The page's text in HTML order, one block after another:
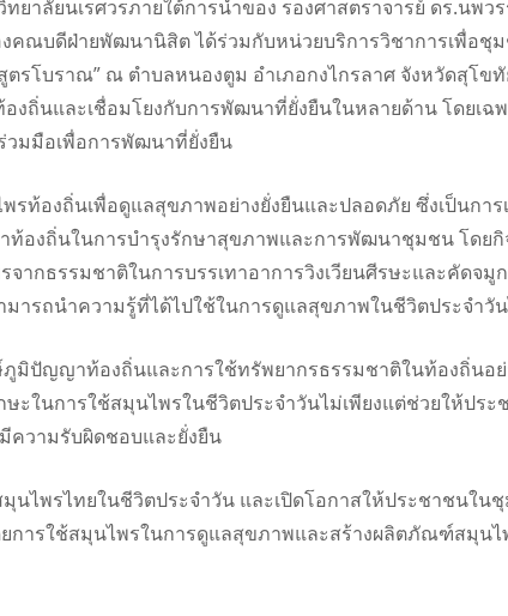
าลัยนเรศวรภายใต้การนำของ รองศาสตราจารย์ ดร.นพ
งคณบดีฝ่ายพัฒนานิสิต ได้ร่วมกับหน่วยบริการวิชาการเพื่อชุ
รโบราณ” ณ ตำบลหนองตูม อำเภอกงไกรลาศ จังหวัดสุโข
นและเชื่อมโยงกับการพัฒนาที่ยั่งยืนในหลายด้าน โดยเฉพ
วมมือเพื่อการพัฒนาที่ยั่งยืน
ท้องถิ่นเพื่อดูแลสุขภาพอย่างยั่งยืนและปลอดภัย ซึ่งเป็นการ
ท้องถิ่นในการบำรุงรักษาสุขภาพและการพัฒนาชุมชน โดย
กธรรมชาติในการบรรเทาอาการวิงเวียนศีรษะและคัดจมู
ารถนำความรู้ที่ได้ไปใช้ในการดูแลสุขภาพในชีวิตประจำวั
ภูมิปัญญาท้องถิ่นและการใช้ทรัพยากรธรรมชาติในท้องถิ่นอ
ษะในการใช้สมุนไพรในชีวิตประจำวันไม่เพียงแต่ช่วยให้ป
ความรับผิดชอบและยั่งยืน
นไพรไทยในชีวิตประจำวัน และเปิดโอกาสให้ประชาชนใ
การใช้สมุนไพรในการดูแลสุขภาพและสร้างผลิตภัณฑ์สมุน